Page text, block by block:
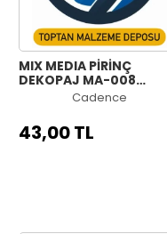
MIX MEDIA PİRİNÇ
DEKOPAJ MA-008
Cadence
43,00 TL